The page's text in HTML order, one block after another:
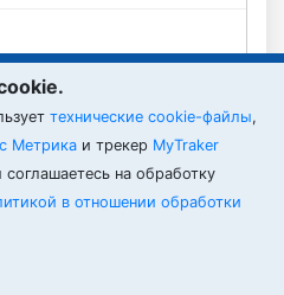
— Подтверждено
ВВГУтехнические cookie-файлы,
Метрика и трекер MyTraker
на обработку
в отношении обработки